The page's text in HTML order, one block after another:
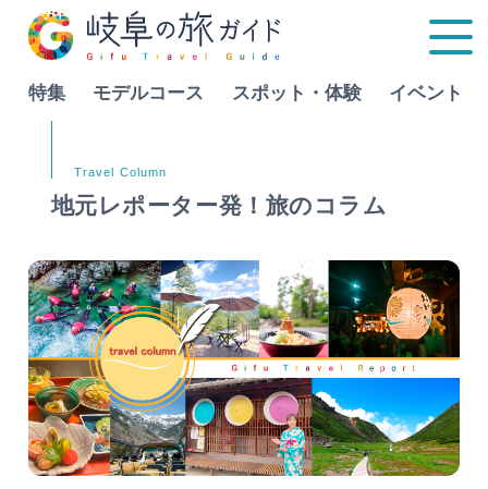
特集 モデルコース スポット・体験 イベント
モデルコース
スポット・体験
イベント
グルメ
Language
行きたいリストを見る
地元レポーター発！旅のコラム